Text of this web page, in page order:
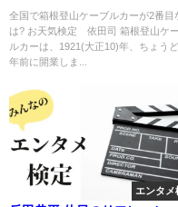
全国で箱根登山ケーブルカーが2番目
は? お天気検定 依田司 箱根登山ケ
ルカーは、1921(大正10)年、ちょう
年前に開業しま...
エンタメ